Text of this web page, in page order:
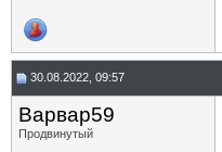
30.08.2022, 09:57
Варвар59
Продвинутый